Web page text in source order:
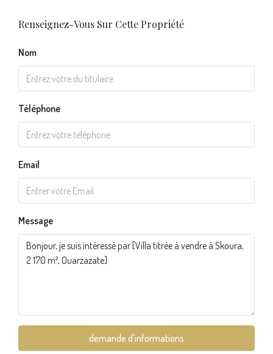
Renseignez-Vous Sur Cette Propriété
Nom
Téléphone
Email
Message
demande d'informations